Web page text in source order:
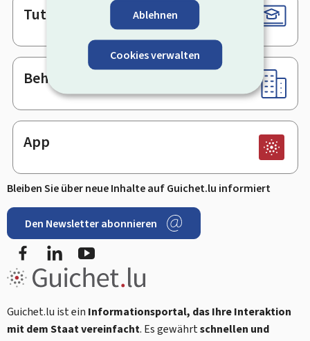
Ablehnen
Cookies verwalten
Tutorials
Behörden & sonstige Stellen
App
Bleiben Sie über neue Inhalte auf Guichet.lu informiert
Den Newsletter abonnieren
FacebookLinkedIn
Guichet.lu ist ein Informationsportal, das Ihre Interaktion
mit dem Staat vereinfacht. Es gewährtschnellen und